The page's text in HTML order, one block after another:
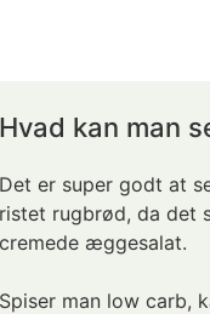
Hvad kan man
Det er super godt at
ristet rugbrød, da det
cremede æggesalat.
Spiser man low carb,